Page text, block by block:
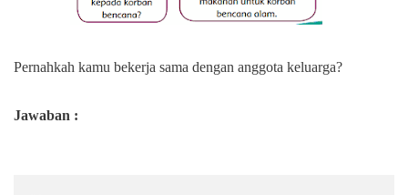
Pernahkah kamu bekerja sama dengan anggota keluarga?
Jawaban :